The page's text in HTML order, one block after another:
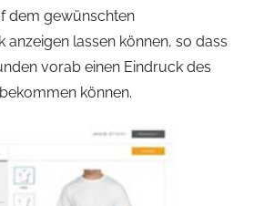
dem gewünschten
anzeigen lassen können, so dass
vorab einen Eindruck des
können.